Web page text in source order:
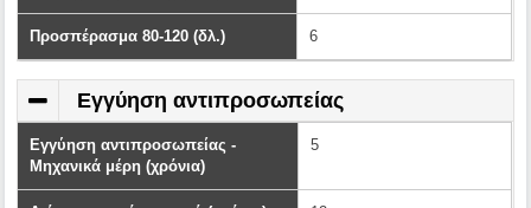
Προσπέρασμα 80-120 (δλ.) 6
Εγγύηση αντιπροσωπείας
Εγγύηση αντιπροσωπείας -
Μηχανικά μέρη (χρόνια)
5